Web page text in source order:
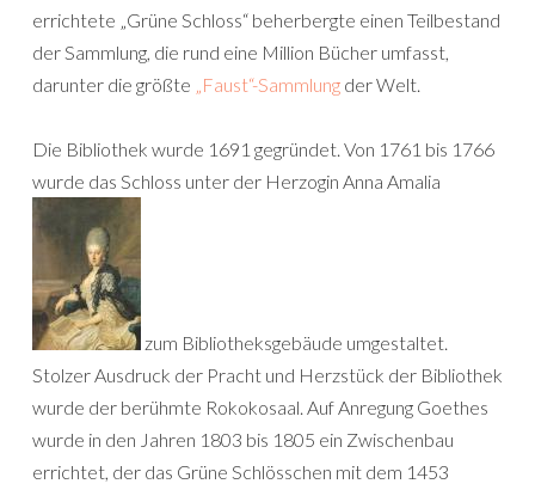
errichtete „Grüne Schloss“ beherbergte einen Teilbestand
der Sammlung, die rund eine Million Bücher umfasst,
darunter die größte „Faust“-Sammlung der Welt.
Die Bibliothek wurde 1691 gegründet. Von 1761 bis 1766
wurde das Schloss unter der Herzogin Anna Amalia
zum Bibliotheksgebäude umgestaltet.
Stolzer Ausdruck der Pracht und Herzstück der Bibliothek
wurde der berühmte Rokokosaal. Auf Anregung Goethes
wurde in den Jahren 1803 bis 1805 ein Zwischenbau
errichtet, der das Grüne Schlösschen mit dem 1453